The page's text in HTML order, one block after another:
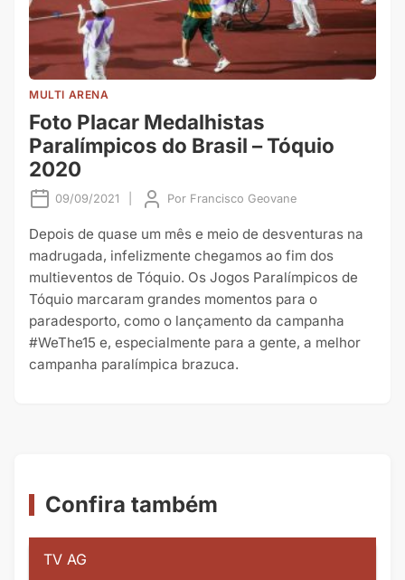
MULTI ARENA
Foto Placar Medalhistas
Paralímpicos do Brasil – Tóquio
2020
09/09/2021 Por Francisco Geovane
Depois de quase um mês e meio de desventuras na
madrugada, infelizmente chegamos ao fim dos
multieventos de Tóquio. Os Jogos Paralímpicos de
Tóquio marcaram grandes momentos para o
paradesporto, como o lançamento da campanha
#WeThe15 e, especialmente para a gente, a melhor
campanha paralímpica brazuca.
Confira também
TV AG